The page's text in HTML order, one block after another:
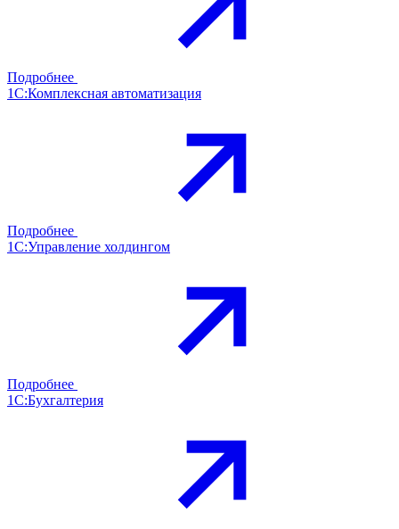
Подробнее
1С:Комплексная автоматизация
Подробнее
1С:Управление холдингом
Подробнее
1С:Бухгалтерия